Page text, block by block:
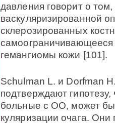
давления говорит о
васкуляризированной
скле­рози­рован­ных
гемангиомы ко­жи [101].
Schulman L. и Dorfman
подтверждают
больные с ОО, может
куляри­зации очага.